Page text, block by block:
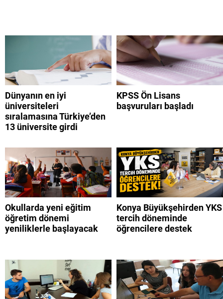
Dünyanın en iyi
üniversiteleri
sıralamasına Türkiye’den
13 üniversite girdi
KPSS Ön Lisans
başvuruları başladı
Okullarda yeni eğitim
öğretim dönemi
yeniliklerle başlayacak
Konya Büyükşehirden YKS
tercih döneminde
öğrencilere destek